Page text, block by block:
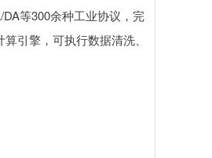
等300余种工业协议，完
引擎，可执行数据清洗、